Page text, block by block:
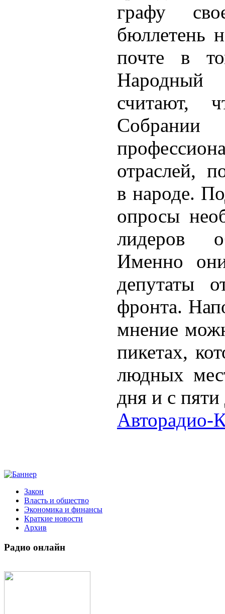
графу
бюллетень
почте в
Народный
считают,
отраслей,
в народе.
опросы
лидеров
Именно
депутаты
фронта.
мнение
пикетах,
людных
дня и с
Авторадио-
Закон
Власть и общество
Экономика и финансы
Краткие новости
Архив
Радио онлайн